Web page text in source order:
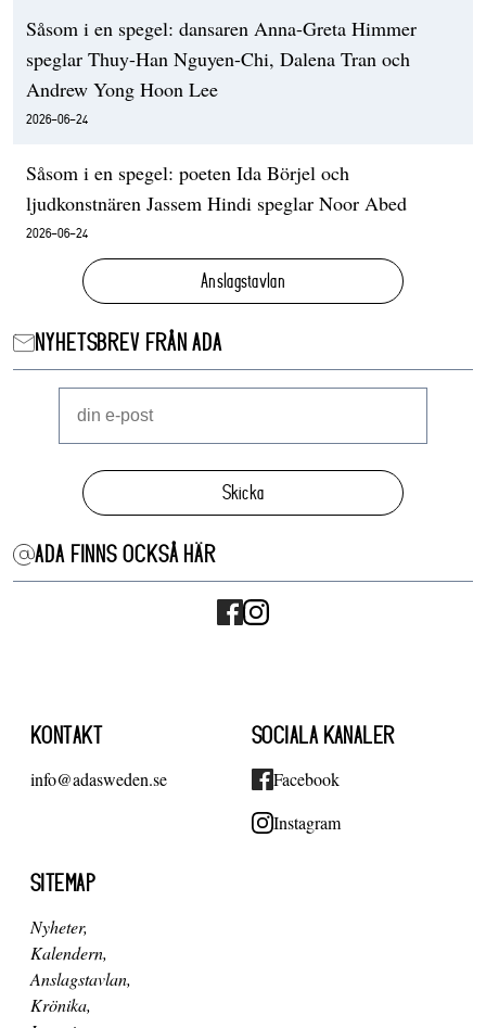
Såsom i en spegel: dansaren Anna-Greta Himmer
speglar Thuy-Han Nguyen-Chi, Dalena Tran och
Andrew Yong Hoon Lee
2026-06-24
Såsom i en spegel: poeten Ida Börjel och
ljudkonstnären Jassem Hindi speglar Noor Abed
2026-06-24
Anslagstavlan
NYHETSBREV FRÅN ADA
Skicka
ADA FINNS OCKSÅ HÄR
KONTAKT
info@adasweden.se
SOCIALA KANALER
Facebook
Instagram
SITEMAP
Nyheter
Kalendern
Anslagstavlan
Krönika